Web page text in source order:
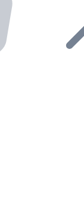
no seu
rede de
do seu projeto